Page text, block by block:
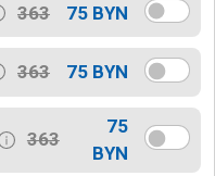
363 75 BYN
363 75 BYN
363
75
BYN